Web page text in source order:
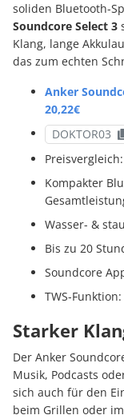
soliden Bluetooth-
Soundcore Select 3
Klang, lange
das zum echten
Anker
20,22€
DOKTOR03
Preisvergleich:
Kompakter
Wasser- &
Bis zu 20
Soundcore
TWS-
Starker
Der Anker
Musik, Podcasts
sich auch für den
beim Grillen oder